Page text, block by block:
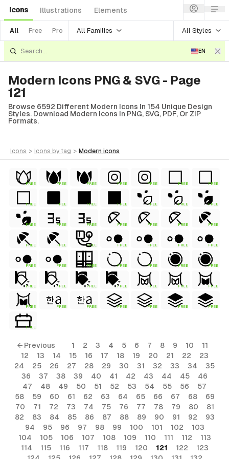
Icons Illustrations Elements
All Free Pro All Families All Styles
EN
Modern Icons PNG & SVG - Page
121
Browse 6592 Different Modern Icons In 154 Unique Design
Styles. Download Modern Icons In PNG, SVG, PDF, Or ZIP
Formats.
icons > icons by tag > modern icons
FREE FREE FREE FREE FREE FREE FREE
FREE FREE FREE FREE FREE FREE FREE
FREE FREE FREE FREE FREE FREE FREE
FREE FREE FREE FREE FREE FREE FREE
FREE FREE FREE FREE FREE FREE FREE
FREE FREE FREE FREE FREE FREE FREE
FREE FREE FREE FREE FREE FREE FREE
FREE
← Previous 1 2 3 4 5 6 7 8 9 10
11
12
13 14 15 16 17 18 19 20 21 22
23
24
25 26 27 28 29 30 31 32 33 34
35
36
37 38 39 40 41 42 43 44 45
46
47
48 49 50 51 52 53 54 55 56
57
58
59 60 61 62 63 64 65 66 67 68
69
70
71 72 73 74 75 76 77 78 79 80
81
82
83 84 85 86 87 88 89 90 91 92
93
94
95 96 97 98 99 100 101 102
103
104
105 106 107 108 109 110 111 112
113
114
115 116 117 118 119 120 121 122
123